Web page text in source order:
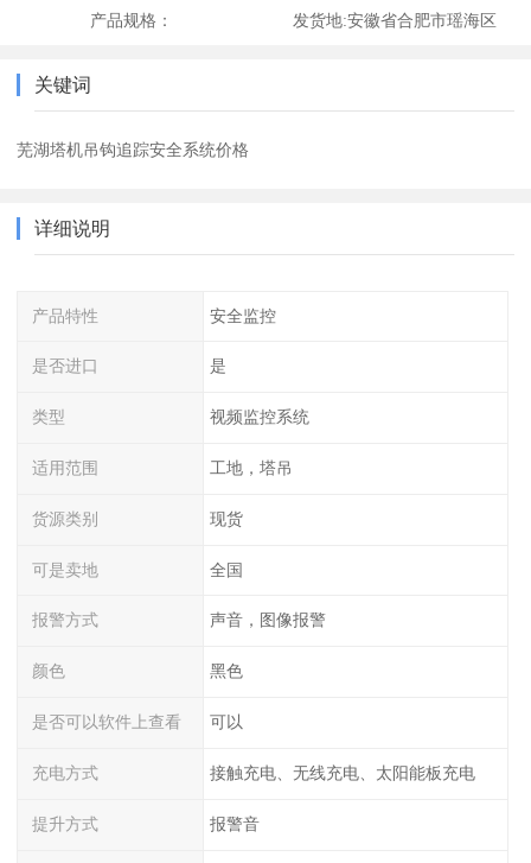
产品规格： 发货地:安徽省合肥市瑶海区
关键词
芜湖塔机吊钩追踪安全系统价格
详细说明
产品特性 安全监控
是否进口 是
类型 视频监控系统
适用范围 工地，塔吊
货源类别 现货
可是卖地 全国
报警方式 声音，图像报警
颜色 黑色
是否可以软件上查看 可以
充电方式 接触充电、无线充电、太阳能板充电
提升方式 报警音